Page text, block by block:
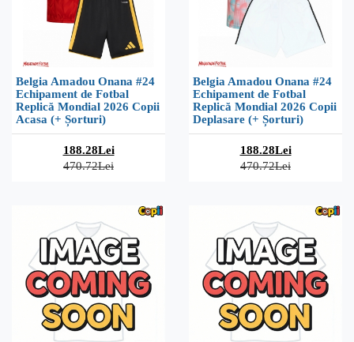
Belgia Amadou Onana #24
Echipament de Fotbal
Replică Mondial 2026 Copii
Acasa (+ Șorturi)
188.28Lei
470.72Lei
Belgia Amadou Onana #24
Echipament de Fotbal
Replică Mondial 2026 Copii
Deplasare (+ Șorturi)
188.28Lei
470.72Lei